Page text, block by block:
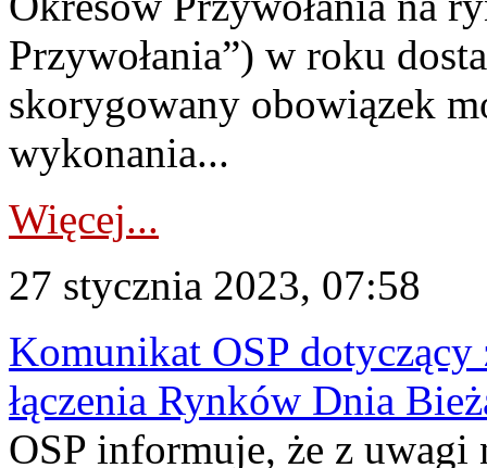
Przywołania”) w roku
skorygowany obowiązek
wykonania...
Więcej...
27 stycznia 2023, 07:58
Komunikat OSP dotyczący
łączenia Rynków Dnia
OSP informuje, że z uwagi